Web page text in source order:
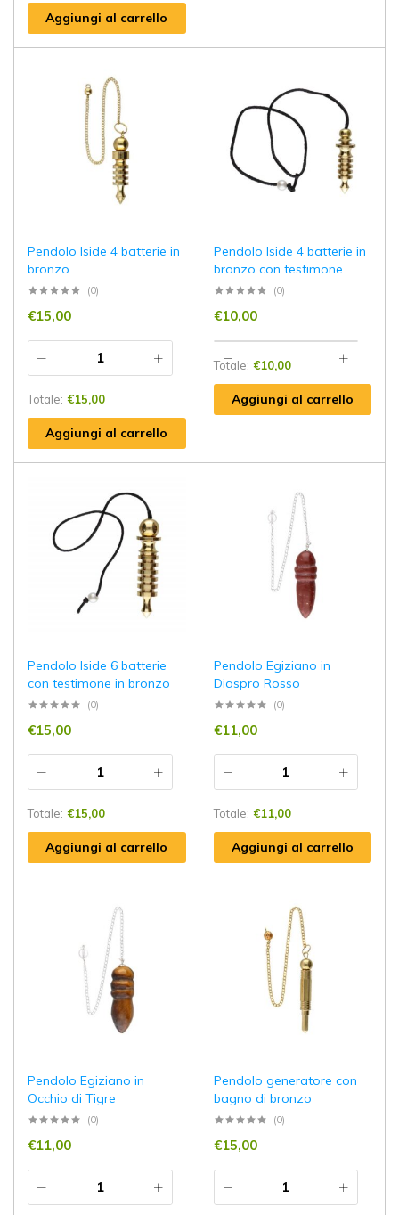
Aggiungi al carrello
Pendolo Iside 4 batterie in
bronzo
(0)
€15,00
Totale: €15,00
Aggiungi al carrello
Pendolo Iside 4 batterie in
bronzo con testimone
(0)
€10,00
Totale: €10,00
Aggiungi al carrello
Pendolo Iside 6 batterie
con testimone in bronzo
(0)
€15,00
Totale: €15,00
Aggiungi al carrello
Pendolo Egiziano in
Diaspro Rosso
(0)
€11,00
Totale: €11,00
Aggiungi al carrello
Pendolo Egiziano in
Occhio di Tigre
(0)
€11,00
Pendolo generatore con
bagno di bronzo
(0)
€15,00